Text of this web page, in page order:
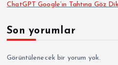
ChatGPT Google’ın Tahtına Göz
Son yorumlar
Görüntülenecek bir yorum yok.